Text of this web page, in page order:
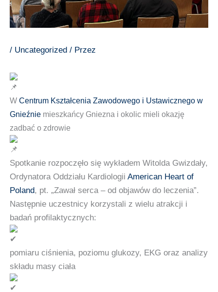
/ Uncategorized / Przez
W Centrum Kształcenia Zawodowego i Ustawicznego w
Gnieźnie mieszkańcy Gniezna i okolic mieli okazję
zadbać o zdrowie
Spotkanie rozpoczęło się wykładem Witolda Gwizdały,
Ordynatora Oddziału Kardiologii American Heart of
Poland, pt. „Zawał serca – od objawów do leczenia”.
Następnie uczestnicy korzystali z wielu atrakcji i
badań profilaktycznych:
pomiaru ciśnienia, poziomu glukozy, EKG oraz analizy
składu masy ciała